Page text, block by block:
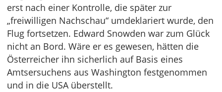
erst nach einer Kontrolle, die später zur
„freiwilligen Nachschau“ umdeklariert wurde, den
Flug fortsetzen. Edward Snowden war zum Glück
nicht an Bord. Wäre er es gewesen, hätten die
Österreicher ihn sicherlich auf Basis eines
Amtsersuchens aus Washington festgenommen
und in die USA überstellt.